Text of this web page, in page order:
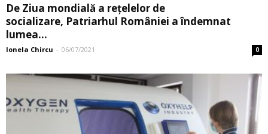
De Ziua mondială a reţelelor de
socializare, Patriarhul României a îndemnat
lumea...
Ionela Chircu - 06/07/2021 0